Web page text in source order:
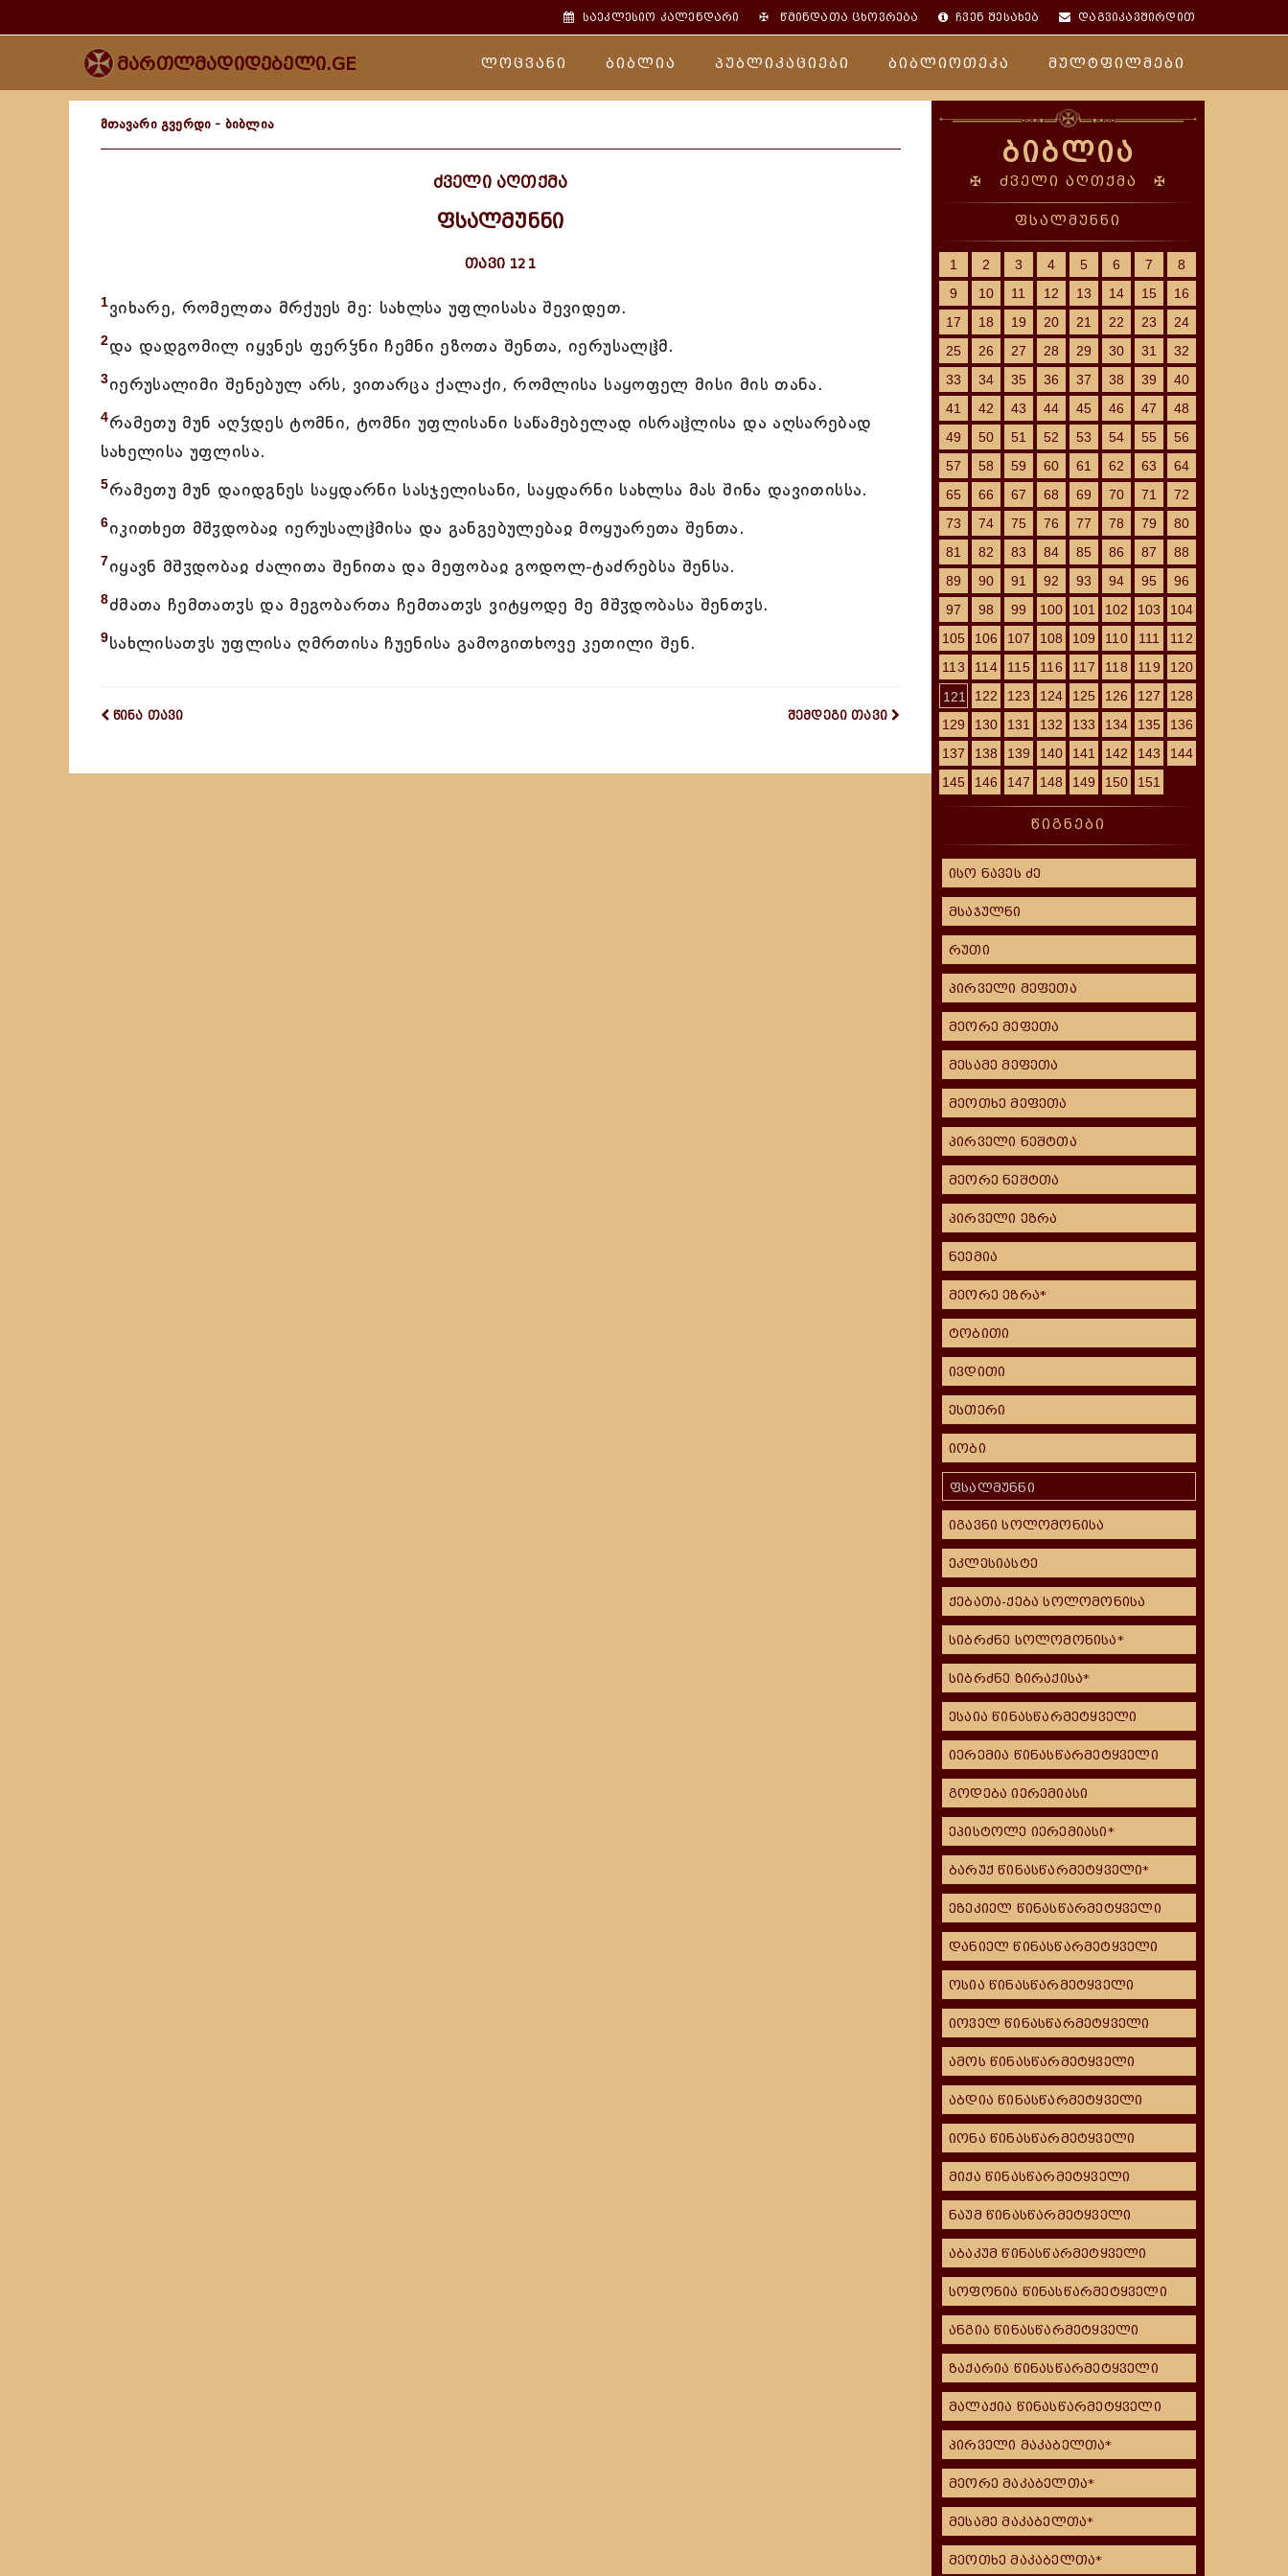
საეკლესიო კალენდარი ✠წმინდათა ცხოვრება ჩვენ შესახებ დაგვიკავშირდით
მართლმადიდებელი.GE ლოცვანი ბიბლია პუბლიკაციები ბიბლიოთეკა მულტფილმები
მთავარი გვერდი - ბიბლია
ძველი აღთქმა
ფსალმუნნი
თავი 121
1ვიხარე, რომელთა მრქუეს მე: სახლსა უფლისასა შევიდეთ.
2და დადგომილ იყვნეს ფერჴნი ჩემნი ეზოთა შენთა, იერუსალჱმ.
3იერუსალიმი შენებულ არს, ვითარცა ქალაქი, რომლისა საყოფელ მისი მის თანა.
4რამეთუ მუნ აღჴდეს ტომნი, ტომნი უფლისანი საწამებელად ისრაჱლისა და აღსარებად
სახელისა უფლისა.
5რამეთუ მუნ დაიდგნეს საყდარნი სასჯელისანი, საყდარნი სახლსა მას შინა დავითისსა.
6იკითხეთ მშჳდობაჲ იერუსალჱმისა და განგებულებაჲ მოყუარეთა შენთა.
7იყავნ მშჳდობაჲ ძალითა შენითა და მეფობაჲ გოდოლ-ტაძრებსა შენსა.
8ძმათა ჩემთათჳს და მეგობართა ჩემთათჳს ვიტყოდე მე მშჳდობასა შენთჳს.
9სახლისათჳს უფლისა ღმრთისა ჩუენისა გამოგითხოვე კეთილი შენ.
წინა თავი შემდეგი თავი
ბიბლია
✠ ძველი აღთქმა ✠
ფსალმუნნი
1 2 3 4 5 6 7
8
9
10 11 12 13 14 15
16
17
18 19 20 21 22 23
24
25
26 27 28 29 30 31
32
33
34 35 36 37 38 39
40
41
42 43 44 45 46 47
48
49
50 51 52 53 54 55
56
57
58 59 60 61 62 63
64
65
66 67 68 69 70 71
72
73
74 75 76 77 78 79
80
81
82 83 84 85 86 87
88
89
90 91 92 93 94 95
96
97
98 99 100 101 102 103
104
105
106 107 108 109 110 111
112
113
114 115 116 117 118 119
120
121
122 123 124 125 126 127
128
129
130 131 132 133 134 135
136
137
138 139 140 141 142 143
144
145
146 147 148 149 150 151
წიგნები
ისო ნავეს ძე
მსაჯულნი
რუთი
პირველი მეფეთა
მეორე მეფეთა
მესამე მეფეთა
მეოთხე მეფეთა
პირველი ნეშტთა
მეორე ნეშტთა
პირველი ეზრა
ნეემია
მეორე ეზრა*
ტობითი
ივდითი
ესთერი
იობი
ფსალმუნნი
იგავნი სოლომონისა
ეკლესიასტე
ქებათა-ქება სოლომონისა
სიბრძნე სოლომონისა*
სიბრძნე ზირაქისა*
ესაია წინასწარმეტყველი
იერემია წინასწარმეტყველი
გოდება იერემიასი
ეპისტოლე იერემიასი*
ბარუქ წინასწარმეტყველი*
ეზეკიელ წინასწარმეტყველი
დანიელ წინასწარმეტყველი
ოსია წინასწარმეტყველი
იოველ წინასწარმეტყველი
ამოს წინასწარმეტყველი
აბდია წინასწარმეტყველი
იონა წინასწარმეტყველი
მიქა წინასწარმეტყველი
ნაუმ წინასწარმეტყველი
აბაკუმ წინასწარმეტყველი
სოფონია წინასწარმეტყველი
ანგია წინასწარმეტყველი
ზაქარია წინასწარმეტყველი
მალაქია წინასწარმეტყველი
პირველი მაკაბელთა*
მეორე მაკაბელთა*
მესამე მაკაბელთა*
მეოთხე მაკაბელთა*